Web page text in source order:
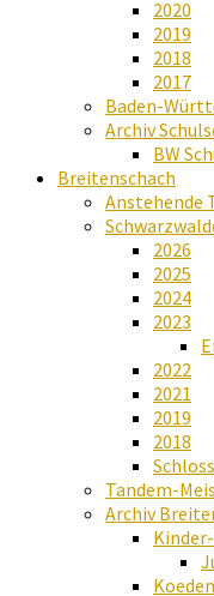
2020
2019
2018
2017
Baden-
Archiv
BW
Breitenschach
Anstehende
2026
2025
2024
2023
2022
2021
2019
2018
Tandem-
Archiv